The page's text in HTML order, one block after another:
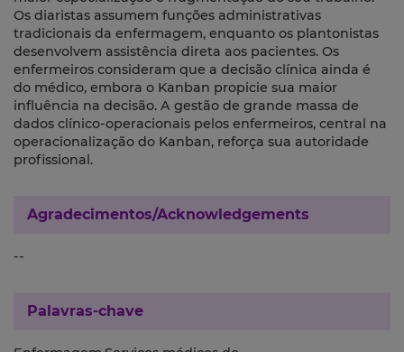
Os diaristas assumem funções administrativas
tradicionais da enfermagem, enquanto os plantonistas
desenvolvem assistência direta aos pacientes. Os
enfermeiros consideram que a decisão clínica ainda é
do médico, embora o Kanban propicie sua maior
influência na decisão. A gestão de grande massa de
dados clínico-operacionais pelos enfermeiros, central na
operacionalização do Kanban, reforça sua autoridade
profissional.
Agradecimentos/Acknowledgements
--
Palavras-chave